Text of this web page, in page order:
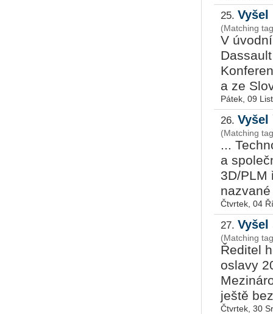
25. Vyšel
(Matching
V
a ze
Pátek, 09
26. Vyšel
(Matching
...
a
3D/PLM
Čtvrtek, 04
27. Vyšel
(Matching
Ředitel
oslavy
ještě
Čtvrtek, 30